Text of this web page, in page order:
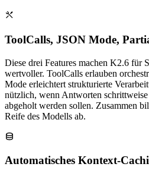
ToolCalls, JSON Mode,
Diese drei Features machen K2.6 für
wertvoller. ToolCalls erlauben
Mode erleichtert strukturierte
nützlich, wenn Antworten
abgeholt werden sollen. Zusammen
Reife des Modells ab.
Automatisches Kontext-